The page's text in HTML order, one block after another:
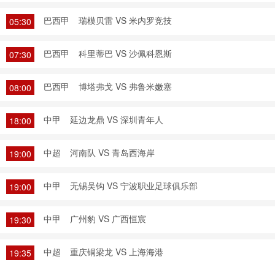
05:30 巴西甲 瑞模贝雷 VS 米内罗竞技
07:30 巴西甲 科里蒂巴 VS 沙佩科恩斯
08:00 巴西甲 博塔弗戈 VS 弗鲁米嫩塞
18:00 中甲 延边龙鼎 VS 深圳青年人
19:00 中超 河南队 VS 青岛西海岸
19:00 中甲 无锡吴钩 VS 宁波职业足球俱乐部
19:30 中甲 广州豹 VS 广西恒宸
19:35 中超 重庆铜梁龙 VS 上海海港